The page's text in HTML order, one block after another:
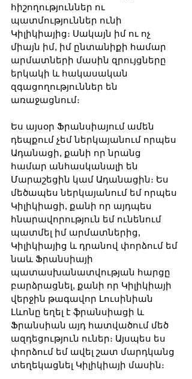
հիշողություններ ու
պատմություններ ունի
Կիլիկիայից։ Սակայն իմ ու ոչ
միայն իմ, իմ ընտանիքի համար
արմատների մասին զրույցները
երկակի և հակասական
զգացողություններ են
առաջացնում։
Ես այսօր Ֆրանսիայում ամեն
դեպքում չեմ ներկայանում որպես
Ադանացի, քանի որ նրանց
համար անհասկանալի են
Մարաշեցին կամ Ադանացին։ Ես
մեծապես ներկայանում եմ որպես
Կիլիկիացի, քանի որ այդպես
հնարավորություն եմ ունենում
պատմել իմ արմատներից,
Կիլիկիայից և դրանով փորձում եմ
նաև Ֆրանսիայի
պատասխանատվության հարցը
բարձրացնել, քանի որ Կիլիկիայի
վերջին թագավոր Լուսինիան
Լևոնը եղել է ֆրանսիացի և
Ֆրանսիան այդ հատվածում մեծ
ազդեցություն ուներ։ Այսպես ես
փորձում եմ ավել շատ մարդկանց
տեղեկացնել Կիլիկիայի մասին։